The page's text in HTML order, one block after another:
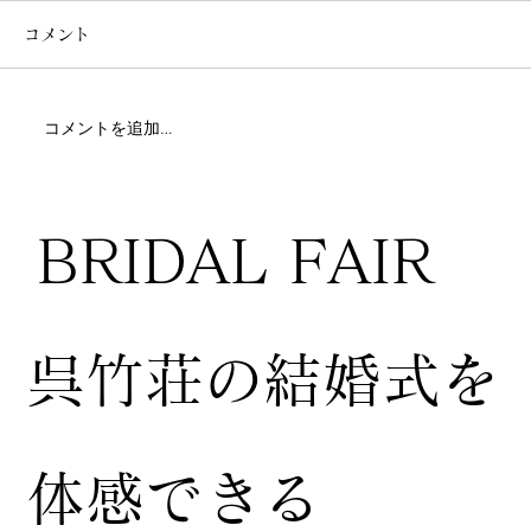
コメント
コメントを追加…
BRIDAL FAIR
​呉竹荘の結婚式を
体感できる